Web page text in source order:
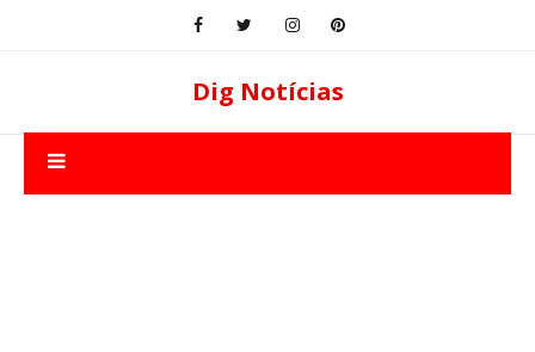
Dig Notícias